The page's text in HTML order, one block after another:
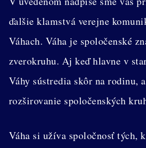
ďalšie klamstvá verejne
Váhach. Váha je spoločenské
zverokruhu. Aj keď hlavne v
Váhy sústredia skôr na rodinu,
rozširovanie spoločenských
Váha si užíva spoločnosť tých,